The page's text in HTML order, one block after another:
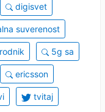
digisvet
suverenost
5g sa
ericsson
tvitaj